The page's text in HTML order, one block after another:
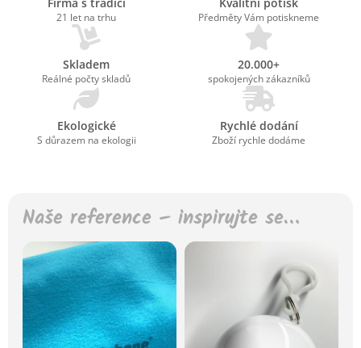
21 let na trhu Předměty Vám potiskneme
Skladem
Reálné počty skladů
20.000+
spokojených zákazníků
Ekologické
S důrazem na ekologii
Rychlé dodání
Zboží rychle dodáme
Naše reference – inspirujte se…